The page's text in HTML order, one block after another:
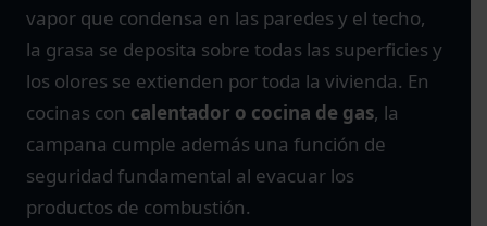
vapor que condensa en las paredes y el techo,
la grasa se deposita sobre todas las superficies y
los olores se extienden por toda la vivienda. En
cocinas con calentador o cocina de gas, la
campana cumple además una función de
seguridad fundamental al evacuar los
productos de combustión.